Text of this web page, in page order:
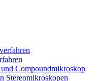
Compoundmikroskop
Stereomikroskopen